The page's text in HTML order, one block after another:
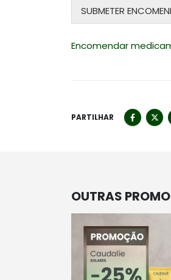
SUBMETER
Encomendar
PARTILHAR
OUTRAS